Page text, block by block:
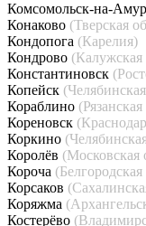
Комсомольск-на-
Конаково (Тверская
Кондопога (Карелия)
Кондрово (Калужская
Константиновск
Копейск
Кораблино
Кореновск
Коркино
Королёв (Московская
Короча (Белгородская
Корсаков
Коряжма
Костерёво